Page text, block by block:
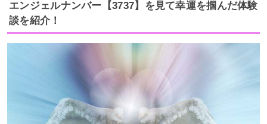
エンジェルナンバー【3737】を見て幸運を掴んだ体験
談を紹介！